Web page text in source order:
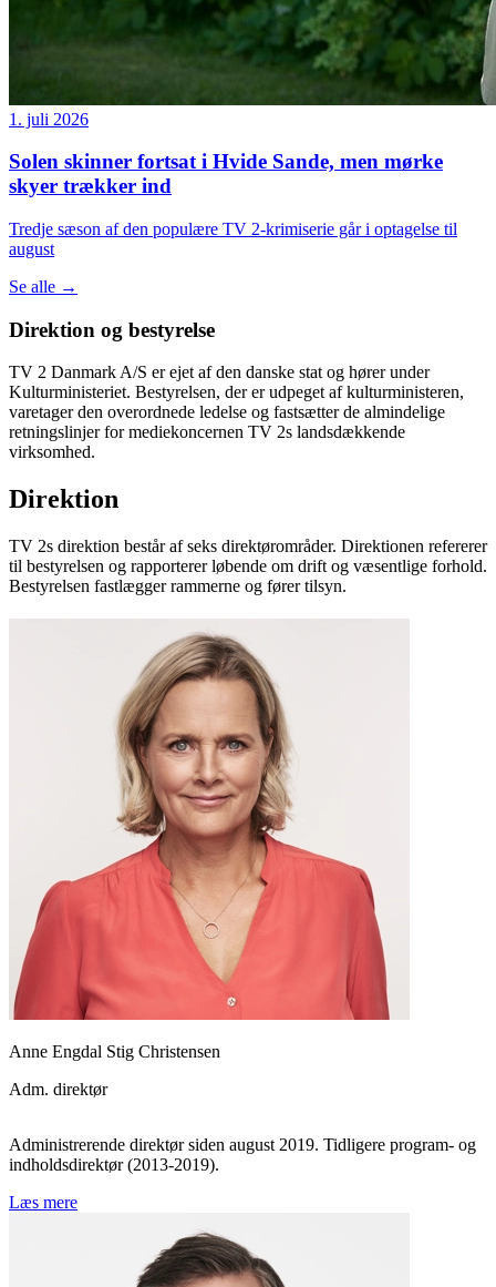
1. juli 2026
Solen skinner fortsat i Hvide Sande, men mørke
skyer trækker ind
Tredje sæson af den populære TV 2-krimiserie går i optagelse til
august
Se alle →
Direktion og bestyrelse
TV 2 Danmark A/S er ejet af den danske stat og hører under
Kulturministeriet. Bestyrelsen, der er udpeget af kulturministeren,
varetager den overordnede ledelse og fastsætter de almindelige
retningslinjer for mediekoncernen TV 2s landsdækkende
virksomhed.
Direktion
TV 2s direktion består af seks direktørområder. Direktionen refererer
til bestyrelsen og rapporterer løbende om drift og væsentlige forhold.
Bestyrelsen fastlægger rammerne og fører tilsyn.
Anne Engdal Stig Christensen
Adm. direktør
Administrerende direktør siden august 2019. Tidligere program- og
indholdsdirektør (2013-2019).
Læs mere